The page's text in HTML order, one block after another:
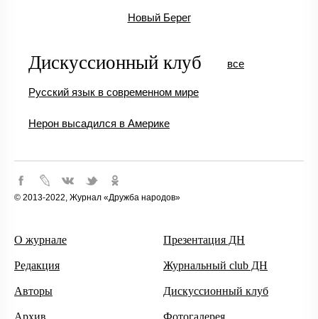
Новый Берег
Дискуссионный клуб
Русский язык в современном мире
Нерон высадился в Америке
все
© 2013-2022, Журнал «Дружба народов»
О журнале
Редакция
Авторы
Архив
Презентация ДН
Журнальный club ДН
Дискуссионный клуб
Фотогалерея